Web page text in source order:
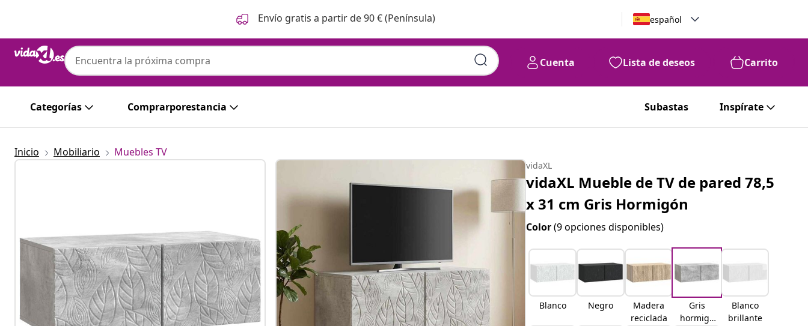
Envío gratis a partir de 90 € (Península) español
Cuenta Lista de deseos Carrito
Categorías Comprarporestancia Subastas Inspírate
Inicio Mobiliario Muebles TV
vidaXL
vidaXL Mueble de TV de pared 78,5
x 31 cm Gris Hormigón
Color(9 opciones disponibles)
Blanco Negro
Madera
reciclada
Gris
hormigó
Blanco
brillante